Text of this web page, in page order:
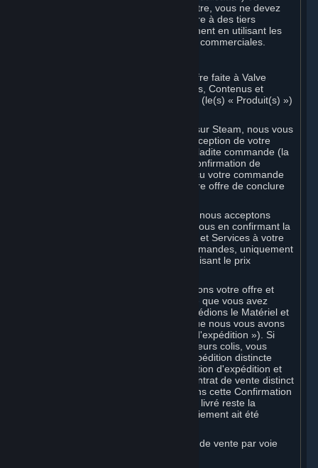
autorisation spécifique de Valve. En outre, vous ne devez
pas utiliser votre Compte pour permettre à des tiers
d'enfreindre le présent Accord, notamment en utilisant les
Contenus et Services Steam à des fins commerciales.
Votre commande sur Steam est une offre faite à Valve
d'accepter la livraison des Souscriptions, Contenus et
Services et/ou du Matériel commandés (le(s) « Produit(s) »)
Lorsque vous passez une commande sur Steam, nous vous
envoyons un message confirmant la réception de votre
commande et contenant les détails de ladite commande (la
« Confirmation de commande »). La Confirmation de
commande prouve que nous avons reçu votre commande
et ne confirme pas l'acceptation de votre offre de conclure
Dans le cas des Contenus et Services, nous acceptons
votre offre et concluons l'accord avec vous en confirmant la
transaction et en mettant les Contenus et Services à votre
disposition ou, dans le cas des précommandes, uniquement
en confirmant la transaction et en déduisant le prix
Dans le cas du Matériel, nous n'acceptons votre offre et
concluons la transaction pour un article que vous avez
commandé que lorsque nous vous expédions le Matériel et
vous envoyons un e-mail confirmant que nous vous avons
expédié le Matériel (la « Confirmation d'expédition »). Si
votre commande est expédiée en plusieurs colis, vous
pouvez recevoir une Confirmation d'expédition distincte
pour chaque colis, et chaque Confirmation d'expédition et
l'envoi correspondant concluront un contrat de vente distinct
entre nous pour le Matériel spécifié dans cette Confirmation
d'expédition. Tout Matériel qui vous est livré reste la
propriété de Valve jusqu'à ce que le paiement ait été
Vous consentez à recevoir les factures de vente par voie